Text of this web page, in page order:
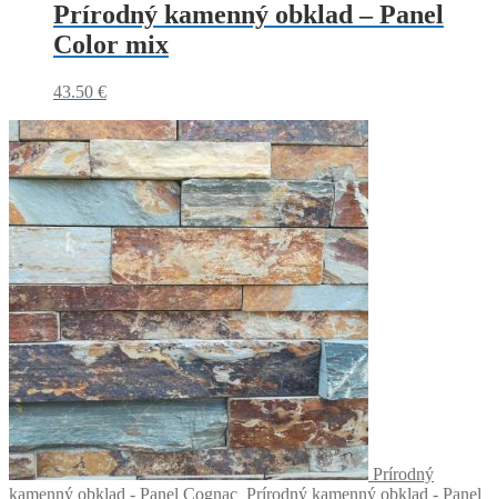
Prírodný kamenný obklad – Panel
Color mix
43.50 €
Prírodný
kamenný obklad - Panel Cognac Prírodný kamenný obklad - Panel